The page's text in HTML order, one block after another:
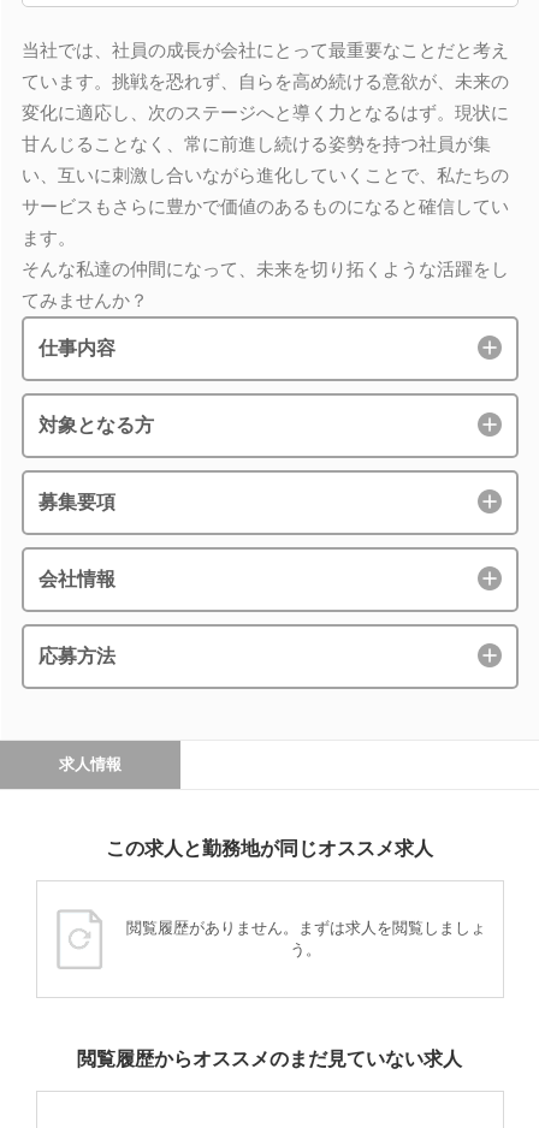
当社では、社員の成長が会社にとって最重要なことだと考え
ています。挑戦を恐れず、自らを高め続ける意欲が、未来の
変化に適応し、次のステージへと導く力となるはず。現状に
甘んじることなく、常に前進し続ける姿勢を持つ社員が集
い、互いに刺激し合いながら進化していくことで、私たちの
サービスもさらに豊かで価値のあるものになると確信してい
ます。
そんな私達の仲間になって、未来を切り拓くような活躍をし
てみませんか？
仕事内容
対象となる方
募集要項
会社情報
応募方法
求人情報
この求人と勤務地が同じオススメ求人
閲覧履歴がありません。まずは求人を閲覧しましょ
う。
閲覧履歴からオススメのまだ見ていない求人